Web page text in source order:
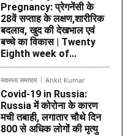
Pregnancy: प्रेगनेंसी के
28वें सप्ताह के लक्षण,शारीरिक
बदलाव, खुद की देखभाल एवं
बच्चे का विकास | Twenty
Eighth week of...
स्वास्थ्य समाचार Ankit Kumar
Covid-19 in Russia:
Russia में कोरोना के कारण
मची तबाही, लगातार चौथे दिन
800 से अधिक लोगों की मृत्यु